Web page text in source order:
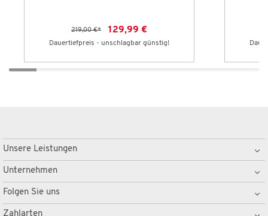
219,00 €* 129,99 €
Dauertiefpreis - unschlagbar günstig!
Unsere Leistungen
Unternehmen
Folgen Sie uns
Zahlarten